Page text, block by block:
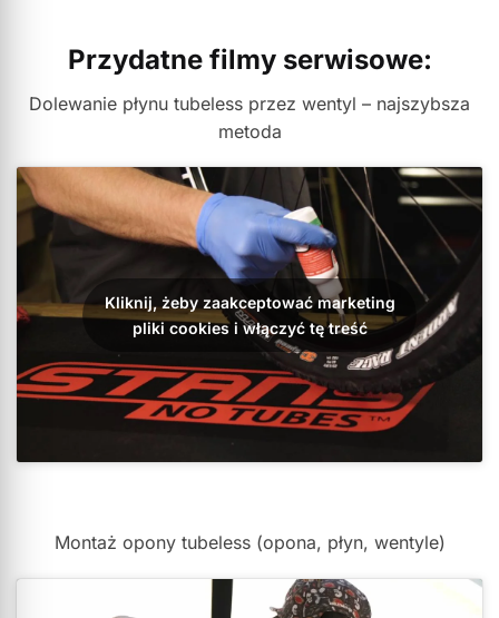
Przydatne filmy serwisowe:
Dolewanie płynu tubeless przez wentyl – najszybsza
metoda
Kliknij, żeby zaakceptować marketing
pliki cookies i włączyć tę treść
Montaż opony tubeless (opona, płyn, wentyle)